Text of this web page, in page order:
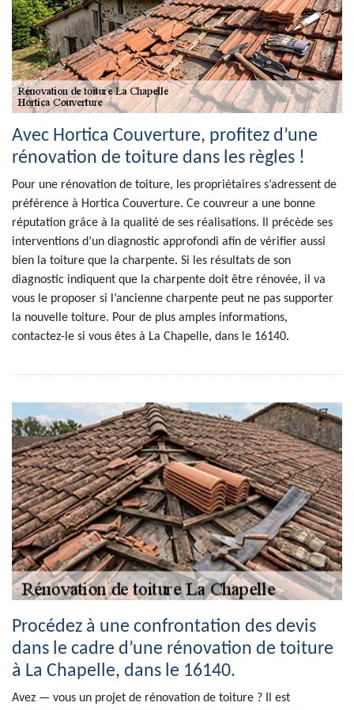
Avec Hortica Couverture, profitez d’une
rénovation de toiture dans les règles !
Pour une rénovation de toiture, les propriétaires s’adressent de
préférence à Hortica Couverture. Ce couvreur a une bonne
réputation grâce à la qualité de ses réalisations. Il précède ses
interventions d’un diagnostic approfondi afin de vérifier aussi
bien la toiture que la charpente. Si les résultats de son
diagnostic indiquent que la charpente doit être rénovée, il va
vous le proposer si l’ancienne charpente peut ne pas supporter
la nouvelle toiture. Pour de plus amples informations,
contactez-le si vous êtes à La Chapelle, dans le 16140.
Procédez à une confrontation des devis
dans le cadre d’une rénovation de toiture
à La Chapelle, dans le 16140.
Avez — vous un projet de rénovation de toiture ? Il est